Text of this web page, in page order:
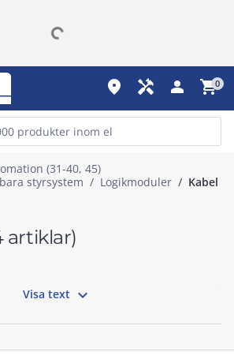
place handyman person shopping_cart0
(31-40, 45)
styrsystem
Logikmoduler Kabel
artiklar)
Visa text 